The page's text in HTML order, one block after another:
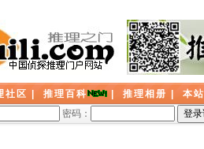
社区 推理百科 推理相册
本
密码：